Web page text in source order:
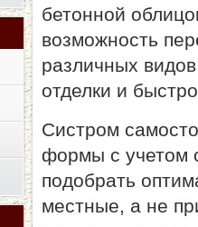
бетонной
возможность
различных
отделки и
Систром
формы с учетом
подобрать
местные, а не